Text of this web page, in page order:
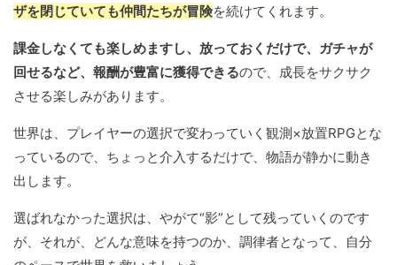
ザを閉じていても仲間たちが冒険を続けてくれます。
課金しなくても楽しめますし、放っておくだけで、ガチャが
回せるなど、報酬が豊富に獲得できるので、成長をサクサク
させる楽しみがあります。
世界は、プレイヤーの選択で変わっていく観測×放置RPGとな
っているので、ちょっと介入するだけで、物語が静かに動き
出します。
選ばれなかった選択は、やがて“影”として残っていくのです
が、それが、どんな意味を持つのか、調律者となって、自分